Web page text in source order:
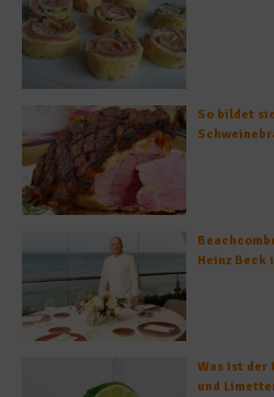
So bildet
Heinz Beck
Was ist der
und